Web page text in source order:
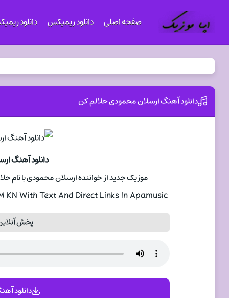
صفحه اصلی دانلود ریمیکس دانلود
دانلود آهنگ ارسلان محمودی حلالم کن
دانلود آهنگ
موزیک جدید از خواننده ارسلان محمودی با نام
KN With Text And Direct Links In Apamusic
پخش
دانلود